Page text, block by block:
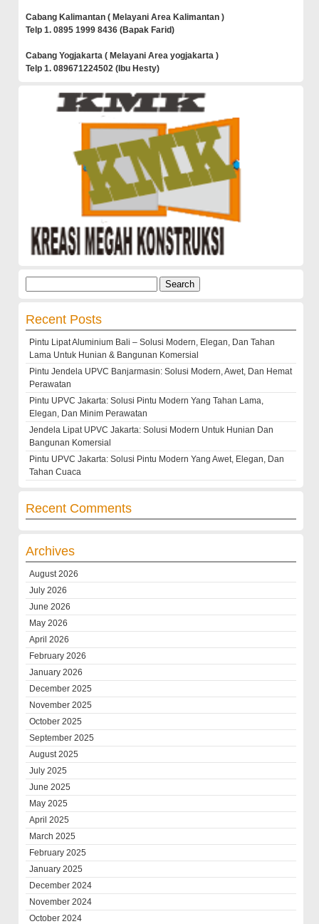
Cabang Kalimantan ( Melayani Area Kalimantan )
Telp 1. 0895 1999 8436 (Bapak Farid)
Cabang Yogjakarta ( Melayani Area yogjakarta )
Telp 1. 089671224502 (Ibu Hesty)
Recent Posts
Pintu Lipat Aluminium Bali – Solusi Modern, Elegan, Dan Tahan
Lama Untuk Hunian & Bangunan Komersial
Pintu Jendela UPVC Banjarmasin: Solusi Modern, Awet, Dan Hemat
Perawatan
Pintu UPVC Jakarta: Solusi Pintu Modern Yang Tahan Lama,
Elegan, Dan Minim Perawatan
Jendela Lipat UPVC Jakarta: Solusi Modern Untuk Hunian Dan
Bangunan Komersial
Pintu UPVC Jakarta: Solusi Pintu Modern Yang Awet, Elegan, Dan
Tahan Cuaca
Recent Comments
Archives
August 2026
July 2026
June 2026
May 2026
April 2026
February 2026
January 2026
December 2025
November 2025
October 2025
September 2025
August 2025
July 2025
June 2025
May 2025
April 2025
March 2025
February 2025
January 2025
December 2024
November 2024
October 2024